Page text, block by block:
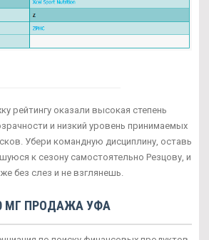
рейтингу оказали высокая степень
и низкий уровень принимаемых
Убери командную дисциплину, оставь
к сезону самостоятельно Резцову, и
без слез и не взглянешь.
МГ ПРОДАЖА УФА